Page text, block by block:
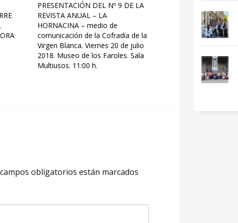
PRESENTACIÓN DEL Nº 9 DE LA
REVISTA ANUAL – LA
HORNACINA – medio de
comunicación de la Cofradía de la
Virgen Blanca. Viernes 20 de julio
2018. Museo de los Faroles. Sala
Multiusos. 11:00 h.
obligatorios están marcados